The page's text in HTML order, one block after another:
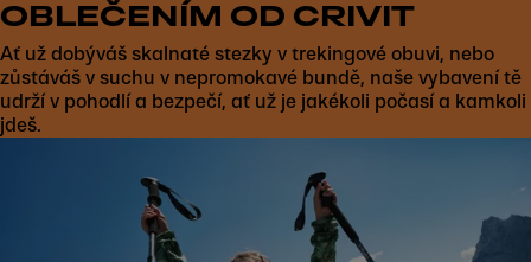
OBLEČENÍM OD CRIVIT
Ať už dobýváš skalnaté stezky v trekingové obuvi, nebo
zůstáváš v suchu v nepromokavé bundě, naše vybavení tě
udrží v pohodlí a bezpečí, ať už je jakékoli počasí a kamkoli
jdeš.